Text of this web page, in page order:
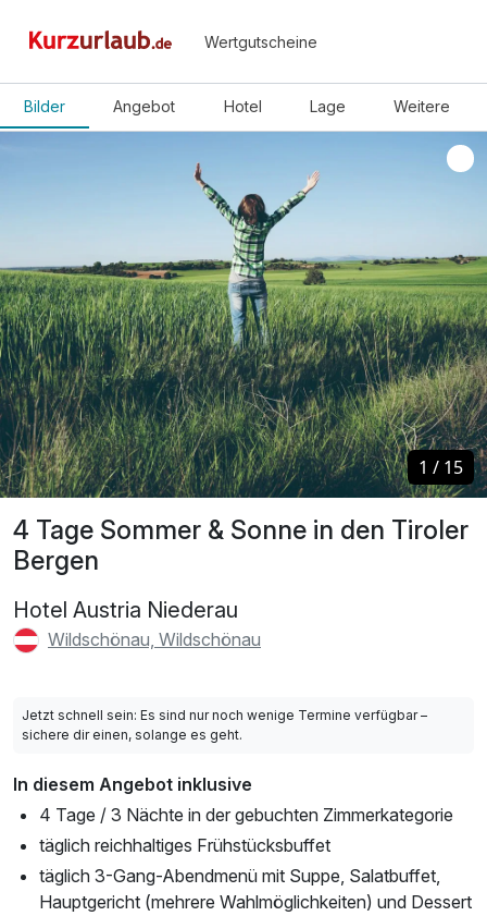
Wertgutscheine
Bilder Angebot Hotel Lage Weitere
4 Tage Sommer & Sonne in den Tiroler
Bergen
Hotel Austria Niederau
Wildschönau, Wildschönau
1 / 15
1 / 15
Jetzt schnell sein: Es sind nur noch wenige Termine verfügbar –
sichere dir einen, solange es geht.
In diesem Angebot inklusive
4 Tage / 3 Nächte in der gebuchten Zimmerkategorie
täglich reichhaltiges Frühstücksbuffet
täglich 3-Gang-Abendmenü mit Suppe, Salatbuffet,
Hauptgericht (mehrere Wahlmöglichkeiten) und Dessert